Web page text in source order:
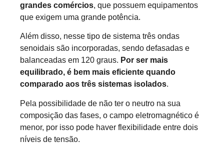
grandes comércios, que possuem equipamentos
que exigem uma grande potência.
Além disso, nesse tipo de sistema três ondas
senoidais são incorporadas, sendo defasadas e
balanceadas em 120 graus. Por ser mais
equilibrado, é bem mais eficiente quando
comparado aos três sistemas isolados.
Pela possibilidade de não ter o neutro na sua
composição das fases, o campo eletromagnético é
menor, por isso pode haver flexibilidade entre dois
níveis de tensão.